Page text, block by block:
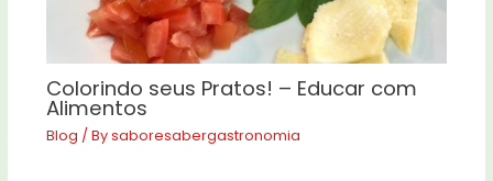
Colorindo seus Pratos! – Educar com
Alimentos
Blog / Bysaboresabergastronomia